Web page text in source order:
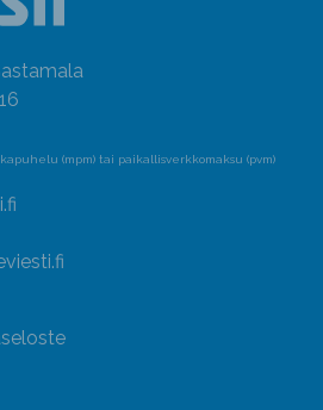
(mpm) tai paikallisverkkomaksu (pvm)